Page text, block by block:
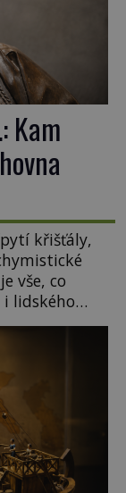
Kam
křišťály,
vše, co
lidského
slavné sbírky
Kdo
někde